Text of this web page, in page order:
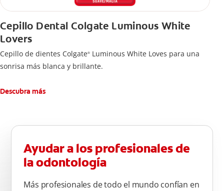
Cepillo Dental Colgate Luminous White
Lovers
Cepillo de dientes Colgate® Luminous White Loves para una
sonrisa más blanca y brillante.
Descubra más
Ayudar a los profesionales de
la odontología
Más profesionales de todo el mundo confían en